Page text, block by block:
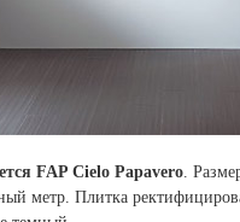
FAP Cielo Papavero .
метр. Плитка